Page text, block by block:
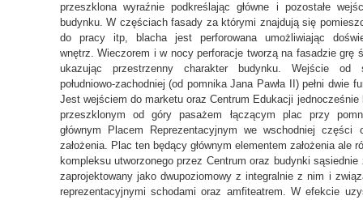
przeszklona wyraźnie podkreślając główne i pozostałe
budynku. W częściach fasady za którymi znajdują się
do pracy itp, blacha jest perforowana umożliwiając
wnętrz. Wieczorem i w nocy perforacje tworzą na fasadzie grę
ukazując przestrzenny charakter budynku. Wejście od
południowo-zachodniej (od pomnika Jana Pawła II) pełni dwie
Jest wejściem do marketu oraz Centrum Edukacji jednocześnie
przeszklonym od góry pasażem łączącym plac przy
głównym Placem Reprezentacyjnym we wschodniej części
założenia. Plac ten będący głównym elementem założenia ale
kompleksu utworzonego przez Centrum oraz budynki sąsiednie
zaprojektowany jako dwupoziomowy z integralnie z nim i
reprezentacyjnymi schodami oraz amfiteatrem. W efekcie